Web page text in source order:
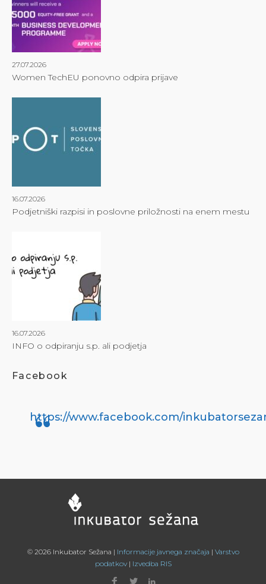
27.07.2026
Women TechEU ponovno odpira prijave
16.07.2026
Podjetniški razpisi in poslovne priložnosti na enem mestu
16.07.2026
INFO o odpiranju s.p. ali podjetja
Facebook
https://www.facebook.com/
© 2026 Inkubator Sežana | Informacije javnega značaja | Varstvo
podatkov| Izvedba RIS
FacebookTwitter